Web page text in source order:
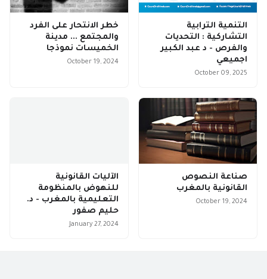
التنمية الترابية
التشاركية : التحديات
والفرص - د عبد الكبير
اجميعي
October 09, 2025
خطر الانتحار على الفرد
والمجتمع ... مدينة
الخميسات نموذجا
October 19, 2024
صناعة النصوص
القانونية بالمغرب
October 19, 2024
الآليات القانونية
للنهوض بالمنظومة
التعليمية بالمغرب - د.
حليم صفور
January 27, 2024